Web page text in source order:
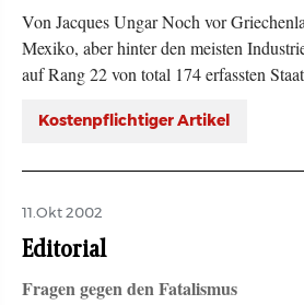
Von Jacques Ungar Noch vor
Mexiko, aber hinter den meisten
auf Rang 22 von total 174 erfassten
Kostenpflichtiger Artikel
11.Okt 2002
Editorial
Fragen gegen den Fatalismus